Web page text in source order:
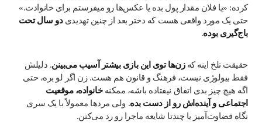
کرده: «یا فلان مقدار پول بده یا عکس‌ها رو میفرستم برای خانوادت.»
حتی یک مورد واقعی هست که دختر بعد از چنین تهدیدیدو سال تحت
باج‌گیری بوده.
حقیقت تلخ اینه کهزن‌ها توی این بازی بیشتر آسیب می‌بینن. دلیلش
فقط بیولوژی نیست، فرهنگ و قانون هم هست. زن اگر لو بره، حتی
اگه هیچ چیز بدی اتفاق نیفتاده باشه، ممکنهخانواده، موقعیت
اجتماعی و آینده‌اش رو از دست بده. ولی مردها معمولاً با یک سری
نگاه قضاوت‌آمیز یا چندتا شایعه ماجرا رو رد می‌کنن.